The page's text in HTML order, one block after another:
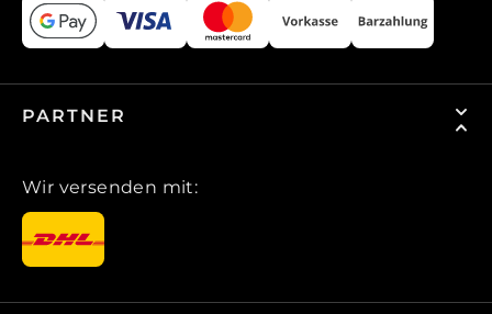
PARTNER
Wir versenden mit: